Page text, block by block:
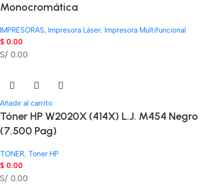
Monocromática
IMPRESORAS, Impresora Láser, Impresora Multifuncional
$ 0.00
S/ 0.00
Añadir al carrito
Tóner HP W2020X (414X) L.J. M454 Negro
(7.500 Pag)
TONER, Toner HP
$ 0.00
S/ 0.00